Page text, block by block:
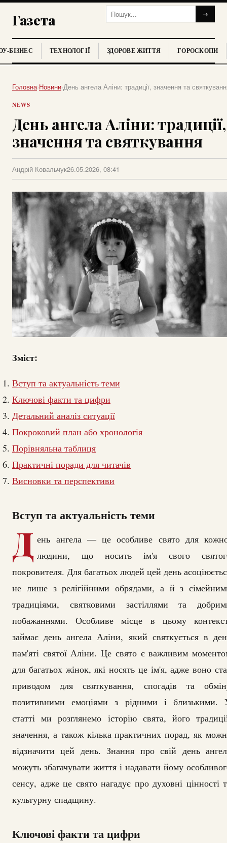
Газета →
БІЗНЕС ТЕХНОЛОГІЇ ЗДОРОВЕ ЖИТТЯ ГОРОСКОПИ
Головна›Новини›День ангела Аліни: традиції, значення та
NEWS
День ангела Аліни: традиції,
значення та святкування
Андрій Ковальчук26.05.2026, 08:41
Зміст:
Вступ та актуальність теми
Ключові факти та цифри
Детальний аналіз ситуації
Покроковий план або хронологія
Порівняльна таблиця
Практичні поради для читачів
Висновки та перспективи
Вступ та актуальність теми
Д ень ангела — це особливе свято для
людини, що носить ім'я свого
покровителя. Для багатьох людей цей день
не лише з релігійними обрядами, а й з
традиціями, святковими застіллями та
побажаннями. Особливе місце в цьому
займає день ангела Аліни, який святкується в
пам'яті святої Аліни. Це свято є важливим
для багатьох жінок, які носять це ім'я, адже воно
приводом для святкування, спогадів та
позитивними емоціями з рідними і близькими.
статті ми розглянемо історію свята, його
значення, а також кілька практичних порад, як
відзначити цей день. Знання про свій день
можуть збагачувати життя і надавати йому
сенсу, адже це свято нагадує про духовні цінності
культурну спадщину.
Ключові факти та цифри